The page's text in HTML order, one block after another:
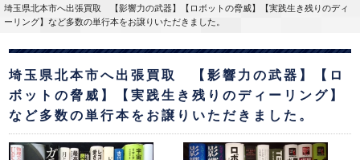
埼玉県北本市へ出張買取 【影響力の武器】【ロボットの脅威】【実践生き残りのディ
ーリング】など多数の単行本をお譲りいただきました。
埼玉県北本市へ出張買取 【影響力の武器】【ロ
ボットの脅威】【実践生き残りのディーリング】
など多数の単行本をお譲りいただきました。